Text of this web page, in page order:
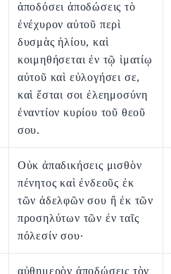
ἀποδόσει ἀποδώσεις τὸ
ἐνέχυρον αὐτοῦ περὶ
δυσμὰς ἡλίου, καὶ
κοιμηθήσεται ἐν τῷ ἱματίῳ
αὐτοῦ καὶ εὐλογήσει σε,
καὶ ἔσται σοι ἐλεημοσύνη
ἐναντίον κυρίου τοῦ θεοῦ
σου.
Οὐκ ἀπαδικήσεις μισθὸν
πένητος καὶ ἐνδεοῦς ἐκ
τῶν ἀδελφῶν σου ἢ ἐκ τῶν
προσηλύτων τῶν ἐν ταῖς
πόλεσίν σου·
αὐθημερὸν ἀποδώσεις τὸν